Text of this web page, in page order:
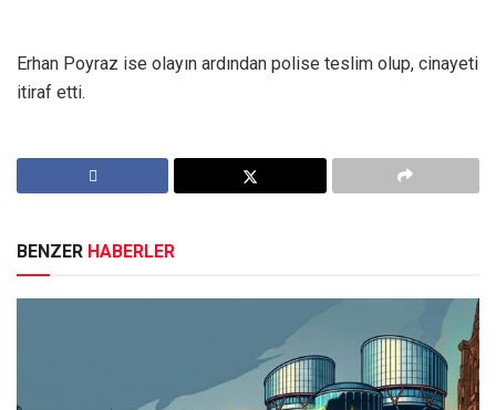
Erhan Poyraz ise olayın ardından polise teslim olup, cinayeti
itiraf etti.
BENZER HABERLER